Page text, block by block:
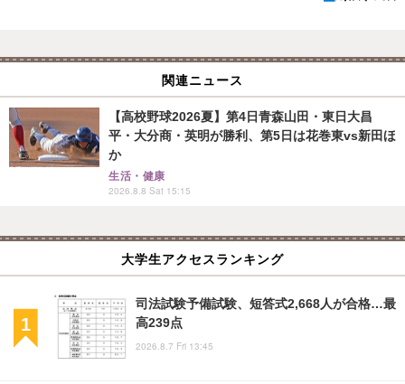
関連ニュース
【高校野球2026夏】第4日青森山田・東日大昌
平・大分商・英明が勝利、第5日は花巻東vs新田ほ
か
生活・健康
2026.8.8 Sat 15:15
大学生アクセスランキング
司法試験予備試験、短答式2,668人が合格…最
高239点
2026.8.7 Fri 13:45